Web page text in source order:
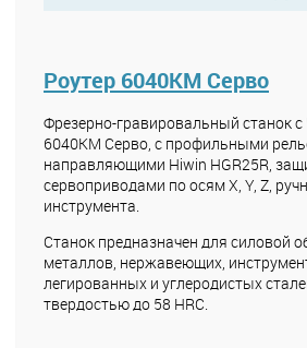
Роутер 6040КМ Серво
Фрезерно-гравировальный станок
6040КМ Серво, с профильными
направляющими Hiwin HGR25R,
сервоприводами по осям X, Y, Z,
инструмента.
Станок предназначен для силовой
металлов, нержавеющих,
легированных и углеродистых
твердостью до 58 HRC.